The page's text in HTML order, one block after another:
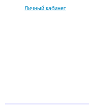
Личный кабинет